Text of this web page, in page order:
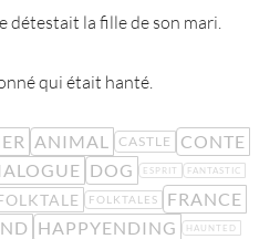
détestait la fille de son mari.
qui était hanté.
ANIMAL CASTLE
CONTE
DOG ESPRIT FANTASTIC
FOLKTALES FRANCE
HAPPYENDING HAUNTED